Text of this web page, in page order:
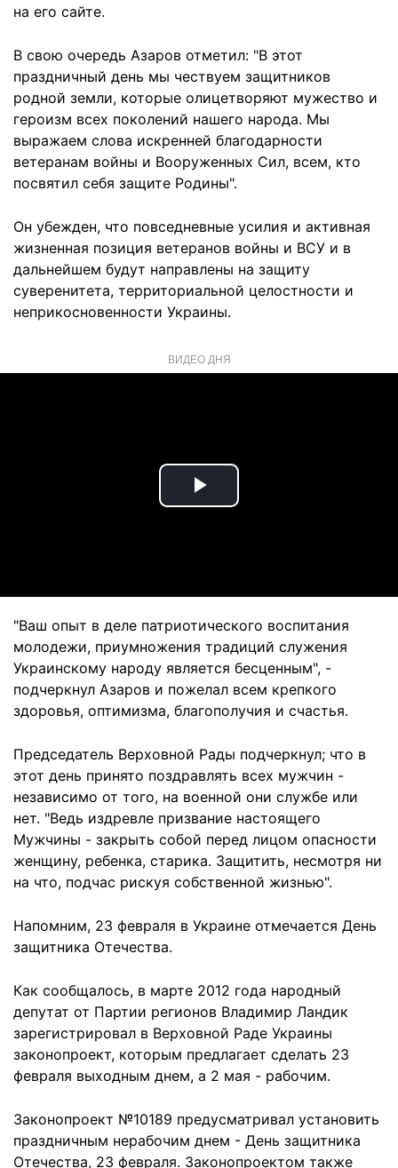
на его сайте.
В свою очередь Азаров отметил: "В этот
праздничный день мы чествуем защитников
родной земли, которые олицетворяют мужество и
героизм всех поколений нашего народа. Мы
выражаем слова искренней благодарности
ветеранам войны и Вооруженных Сил, всем, кто
посвятил себя защите Родины".
Он убежден, что повседневные усилия и активная
жизненная позиция ветеранов войны и ВСУ и в
дальнейшем будут направлены на защиту
суверенитета, территориальной целостности и
неприкосновенности Украины.
ВИДЕО ДНЯ
Play
"Ваш опыт в деле патриотического воспитания
молодежи, приумножения традиций служения
Украинскому народу является бесценным", -
подчеркнул Азаров и пожелал всем крепкого
здоровья, оптимизма, благополучия и счастья.
Председатель Верховной Рады подчеркнул; что в
этот день принято поздравлять всех мужчин -
независимо от того, на военной они службе или
нет. "Ведь издревле призвание настоящего
Мужчины - закрыть собой перед лицом опасности
женщину, ребенка, старика. Защитить, несмотря ни
на что, подчас рискуя собственной жизнью".
Напомним, 23 февраля в Украине отмечается День
защитника Отечества.
Как сообщалось, в марте 2012 года народный
депутат от Партии регионов Владимир Ландик
зарегистрировал в Верховной Раде Украины
законопроект, которым предлагает сделать 23
февраля выходным днем, а 2 мая - рабочим.
Законопроект №10189 предусматривал установить
праздничным нерабочим днем ​​- День защитника
Отечества, 23 февраля. Законопроектом также